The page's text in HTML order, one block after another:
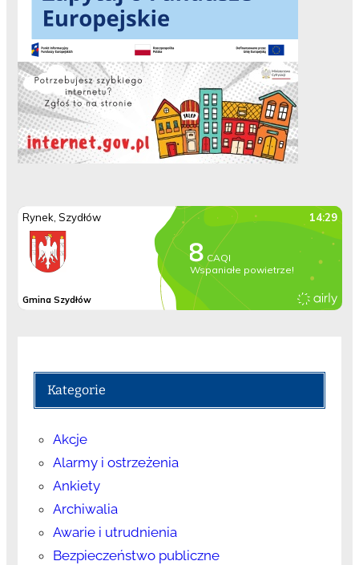
Kategorie
Akcje
Alarmy i ostrzeżenia
Ankiety
Archiwalia
Awarie i utrudnienia
Bezpieczeństwo publiczne